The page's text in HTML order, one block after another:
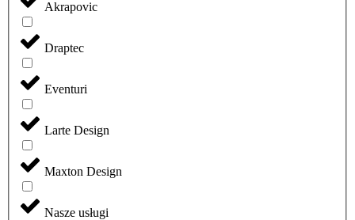
Akrapovic
Draptec
Eventuri
Larte Design
Maxton Design
Nasze usługi